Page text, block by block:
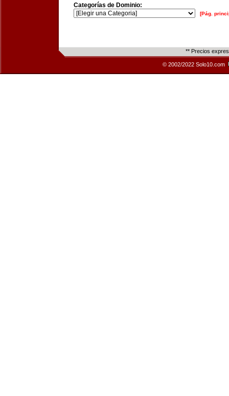
Categorías de Dominio:
[Pág.
** Precios
© 2002/2022 Solo10.com